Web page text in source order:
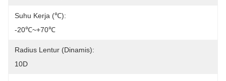
Suhu Kerja (℃):
-20℃~+70℃
Radius Lentur (Dinamis):
10D